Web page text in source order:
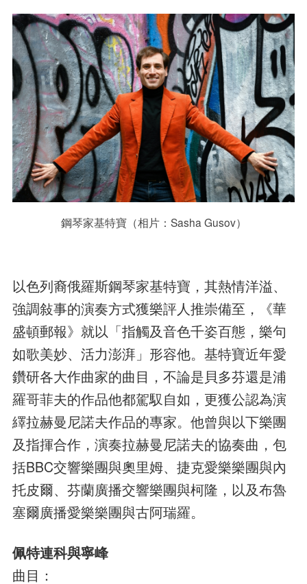
鋼琴家基特寶（相片：Sasha Gusov）
以色列裔俄羅斯鋼琴家基特寶，其熱情洋溢、
強調敍事的演奏方式獲樂評人推崇備至，《華
盛頓郵報》就以「指觸及音色千姿百態，樂句
如歌美妙、活力澎湃」形容他。基特寶近年愛
鑽研各大作曲家的曲目，不論是貝多芬還是浦
羅哥菲夫的作品他都駕馭自如，更獲公認為演
繹拉赫曼尼諾夫作品的專家。他曾與以下樂團
及指揮合作，演奏拉赫曼尼諾夫的協奏曲，包
括BBC交響樂團與奧里姆、捷克愛樂樂團與內
托皮爾、芬蘭廣播交響樂團與柯隆，以及布魯
塞爾廣播愛樂樂團與古阿瑞羅。
佩特連科與寧峰
曲目：